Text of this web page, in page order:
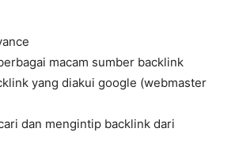
macam sumber backlink
yang diakui google (webmaster
dan mengintip backlink dari